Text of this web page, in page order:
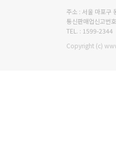
주소 : 서울 마포구
통신판매업신고번
TEL. : 1599-2344
Copyright (c)